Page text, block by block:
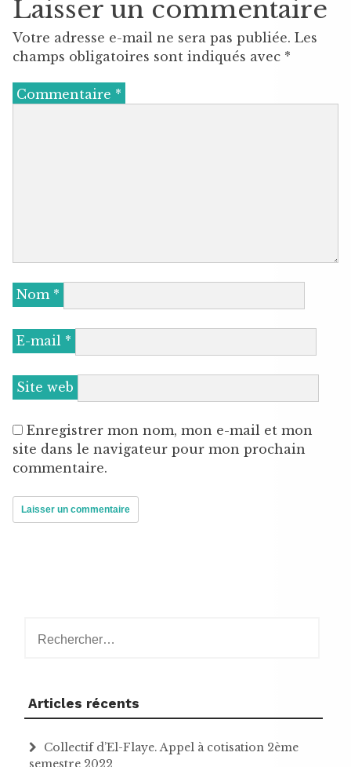
Laisser un commentaire
Votre adresse e-mail ne sera pas publiée. Les
champs obligatoires sont indiqués avec *
Commentaire *
Nom *
E-mail *
Site web
Enregistrer mon nom, mon e-mail et mon
site dans le navigateur pour mon prochain
commentaire.
Articles récents
Collectif d’El-Flaye. Appel à cotisation 2ème
semestre 2022